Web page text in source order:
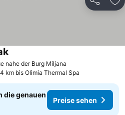
Teilen
nahe der Burg Miljana
Preise sehen
km bis Olimia Thermal Spa
die genauen
Preise sehen